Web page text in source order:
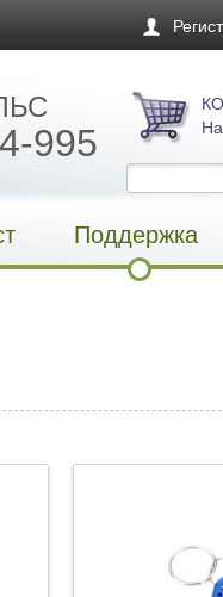
995
Поддержка